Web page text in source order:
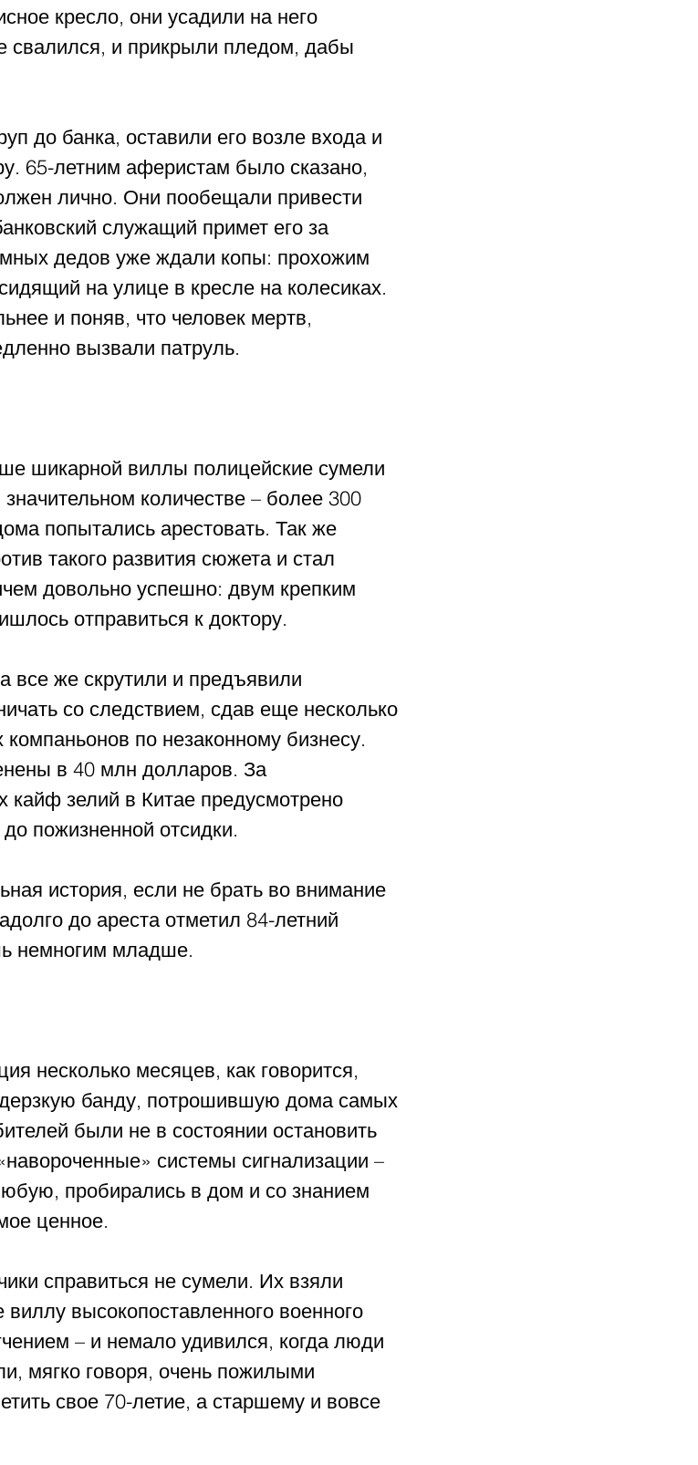
кресло, они усадили на него
свалился, и прикрыли пледом, дабы
до банка, оставили его возле входа и
65-летним аферистам было сказано,
лично. Они пообещали привести
служащий примет его за
дедов уже ждали копы: прохожим
на улице в кресле на колесиках.
и поняв, что человек мертв,
вызвали патруль.
шикарной виллы полицейские сумели
количестве – более 300
попытались арестовать. Так же
такого развития сюжета и стал
довольно успешно: двум крепким
отправиться к доктору.
все же скрутили и предъявили
со следствием, сдав еще несколько
по незаконному бизнесу.
в 40 млн долларов. За
кайф зелий в Китае предусмотрено
пожизненной отсидки.
история, если не брать во внимание
до ареста отметил 84-летний
немногим младше.
несколько месяцев, как говорится,
банду, потрошившую дома самых
были не в состоянии остановить
системы сигнализации –
пробирались в дом и со знанием
ценное.
справиться не сумели. Их взяли
высокопоставленного военного
– и немало удивился, когда люди
мягко говоря, очень пожилыми
свое 70-летие, а старшему и вовсе